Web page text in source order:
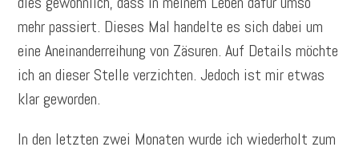
mehr passiert. Dieses Mal handelte es sich dabei um
eine Aneinanderreihung von Zäsuren. Auf Details möchte
ich an dieser Stelle verzichten. Jedoch ist mir etwas
klar geworden.
In den letzten zwei Monaten wurde ich wiederholt zum